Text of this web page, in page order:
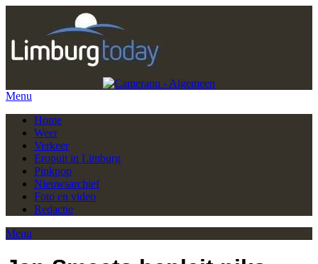
Menu
Home
Weer
Verkeer
Eropuit in Limburg
Pinkpop
Nieuwsarchief
Foto en video
Redactie
Menu